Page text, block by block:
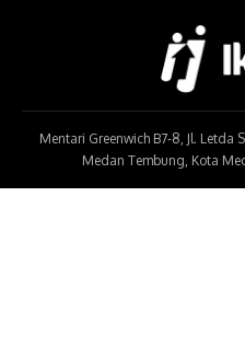
Mentari Greenwich B7-8, Jl. Letda
Medan Tembung, Kota